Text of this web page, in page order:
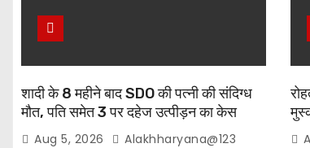
शादी के 8 महीने बाद SDO की पत्नी की संदिग्ध
मौत, पति समेत 3 पर दहेज उत्पीड़न का केस
Aug 5, 2026 Alakhharyana@123